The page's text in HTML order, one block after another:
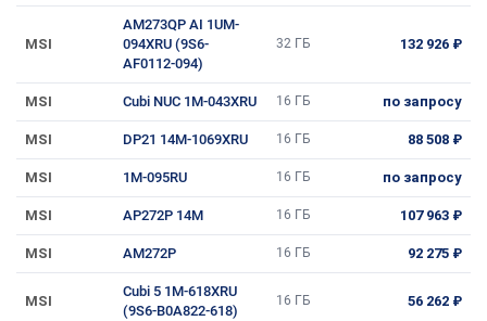
MSI
AM273QP AI 1UM-
094XRU (9S6-
AF0112-094)
32 ГБ 132 926 ₽
MSI Cubi NUC 1M-043XRU 16 ГБ по запросу
MSI DP21 14M-1069XRU 16 ГБ 88 508 ₽
MSI 1M-095RU 16 ГБ по запросу
MSI AP272P 14M 16 ГБ 107 963 ₽
MSI AM272P 16 ГБ 92 275 ₽
MSI
Cubi 5 1M-618XRU
(9S6-B0A822-618)
16 ГБ 56 262 ₽